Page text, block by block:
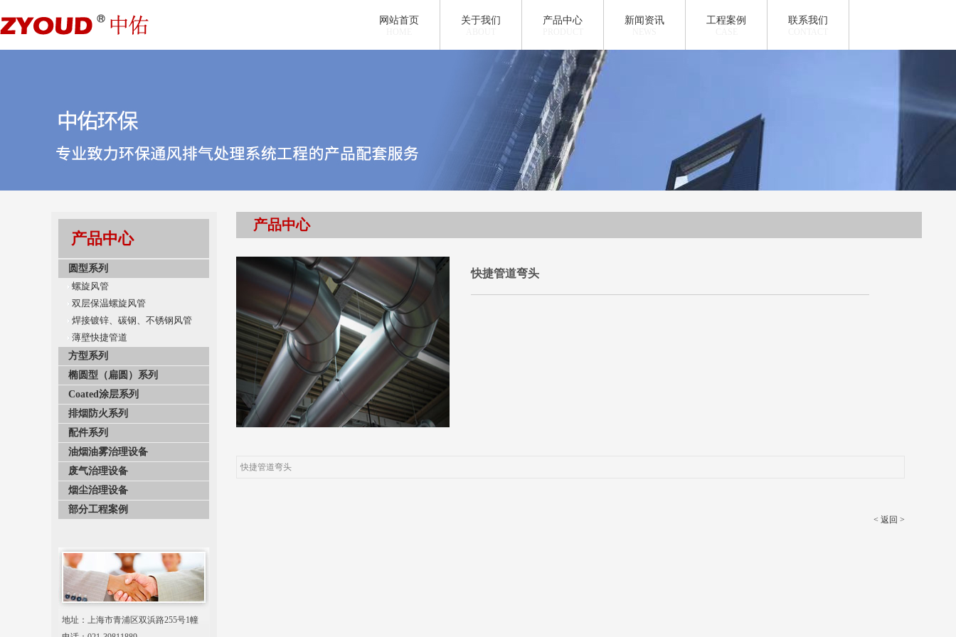
网站首页 关于我们 产品中心 新闻资讯 工程案例 联系我们
产品中心
圆型系列
螺旋风管
双层保温螺旋风管
焊接镀锌、碳钢、不锈钢风管
薄壁快捷管道
方型系列
椭圆型（扁圆）系列
Coated涂层系列
排烟防火系列
配件系列
油烟油雾治理设备
废气治理设备
烟尘治理设备
部分工程案例
地址：上海市青浦区双浜路255号1幢
产品中心
快捷管道弯头
快捷管道弯头
< 返回 >